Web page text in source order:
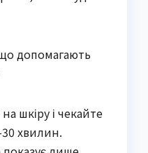
допомагають
шкіру і чекайте
хвилин.